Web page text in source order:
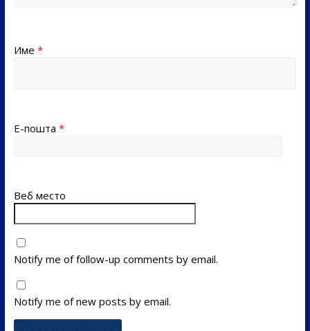
Име *
Е-пошта *
Веб место
Notify me of follow-up comments by email.
Notify me of new posts by email.